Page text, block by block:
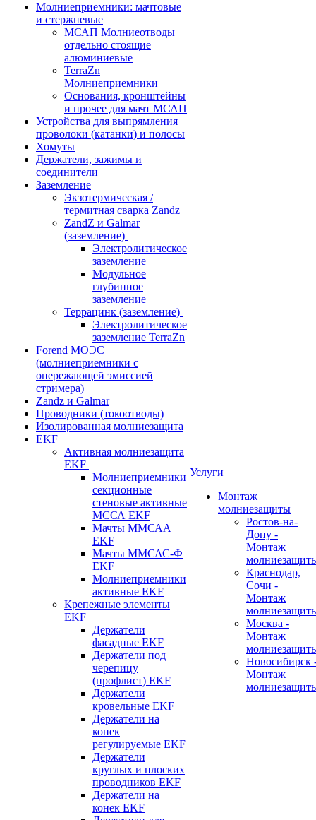
Молниеприемники: мачтовые
и стержневые
МСАП Молниеотводы
отдельно стоящие
алюминиевые
TerraZn
Молниеприемники
Основания, кронштейны
и прочее для мачт МСАП
Устройства для выпрямления
проволоки (катанки) и полосы
Хомуты
Держатели, зажимы и
соединители
Заземление
Экзотермическая /
термитная сварка Zandz
ZandZ и Galmar
(заземление)
Электролитическое
заземление
Модульное
глубинное
заземление
Террацинк (заземление)
Электролитическое
заземление TerraZn
Forend МОЭС
(молниеприемники с
опережающей эмиссией
стримера)
Zandz и Galmar
Проводники (токоотводы)
Изолированная молниезащита
EKF
Активная молниезащита
EKF
Молниеприемники
секционные
стеновые активные
МССА EKF
Мачты ММСАА
EKF
Мачты ММСАС-Ф
EKF
Молниеприемники
активные EKF
Крепежные элементы
EKF
Держатели
фасадные EKF
Держатели под
черепицу
(профлист) EKF
Держатели
кровельные EKF
Держатели на
конек
регулируемые EKF
Держатели
круглых и плоских
проводников EKF
Держатели на
конек EKF
Услуги
Монтаж
молниезащиты
Ростов-на-
Дону -
Монтаж
Краснодар,
Сочи -
Монтаж
Москва -
Монтаж
Новосибирск
Монтаж